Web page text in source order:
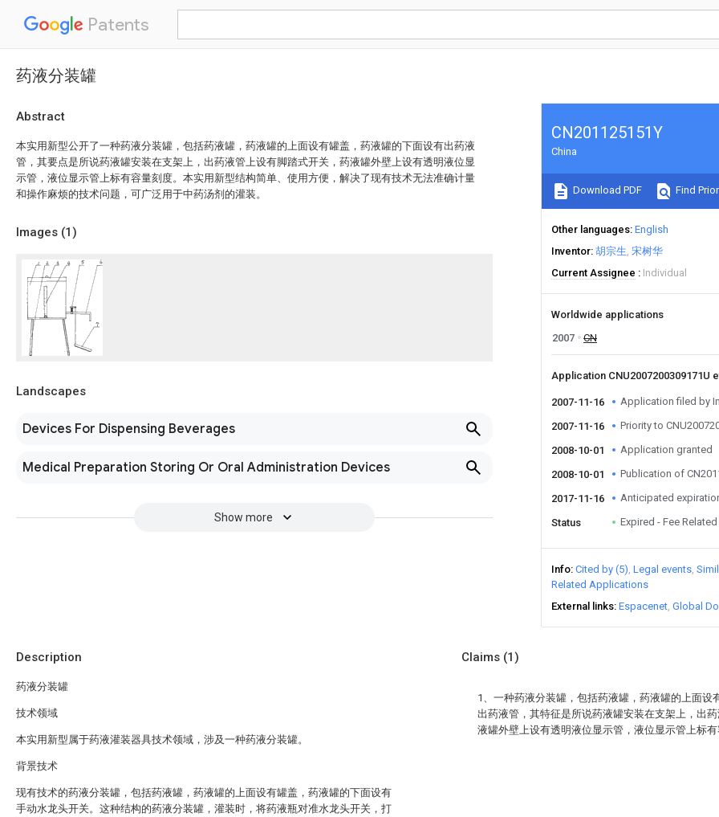
Patents
药液分装罐
Abstract
本实用新型公开了一种药液分装罐，包括药液罐，药液罐的上面设有罐盖，药液罐的下面设有出药液
管，其要点是所说药液罐安装在支架上，出药液管上设有脚踏式开关，药液罐外壁上设有透明液位显
示管，液位显示管上标有容量刻度。本实用新型结构简单、使用方便，解决了现有技术无法准确计量
和操作麻烦的技术问题，可广泛用于中药汤剂的灌装。
Images (1)
Landscapes
Devices For Dispensing Beverages
Medical Preparation Storing Or Oral Administration Devices
Show more
CN201125151Y
China
Download PDF Find
Other languages English
Inventor 胡宗生 宋树华
Current Assignee
Individual
Worldwide applications
2007
CN
Application CNU2007200309171U
2007-11-16 Application filed by
2007-11-16 Priority to
2008-10-01 Application granted
2008-10-01 Publication of
2017-11-16 Anticipated
Status Expired - Fee Related
Info Cited by (5) Legal events
Related Applications
External links Espacenet Global
Description
药液分装罐
技术领域
本实用新型属于药液灌装器具技术领域，涉及一种药液分装罐。
背景技术
现有技术的药液分装罐，包括药液罐，药液罐的上面设有罐盖，药液罐的下面设有
手动水龙头开关。这种结构的药液分装罐，灌装时，将药液瓶对准水龙头开关，打
Claims (1)
1、一种药液分装罐，包括药液罐，药液罐的上面设
出药液管，其特征是所说药液罐安装在支架上，出
液罐外壁上设有透明液位显示管，液位显示管上标有